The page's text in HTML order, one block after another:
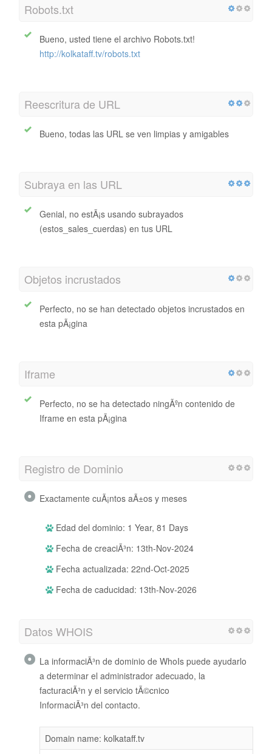
Robots.txt
Bueno, usted tiene el archivo Robots.txt!
http://kolkataff.tv/robots.txt
Reescritura de URL
Bueno, todas las URL se ven limpias y amigables
Subraya en las URL
Genial, no estÃ¡s usando subrayados
(estos_sales_cuerdas) en tus URL
Objetos incrustados
Perfecto, no se han detectado objetos incrustados en
esta pÃ¡gina
Iframe
Perfecto, no se ha detectado ningÃºn contenido de
Iframe en esta pÃ¡gina
Registro de Dominio
Exactamente cuÃ¡ntos aÃ±os y meses
Edad del dominio: 1 Year, 81 Days
Fecha de creaciÃ³n: 13th-Nov-2024
Fecha actualizada: 22nd-Oct-2025
Fecha de caducidad: 13th-Nov-2026
Datos WHOIS
La informaciÃ³n de dominio de WhoIs puede ayudarlo
a determinar el administrador adecuado, la
facturaciÃ³n y el servicio tÃ©cnico
InformaciÃ³n del contacto.
Domain name: kolkataff.tv